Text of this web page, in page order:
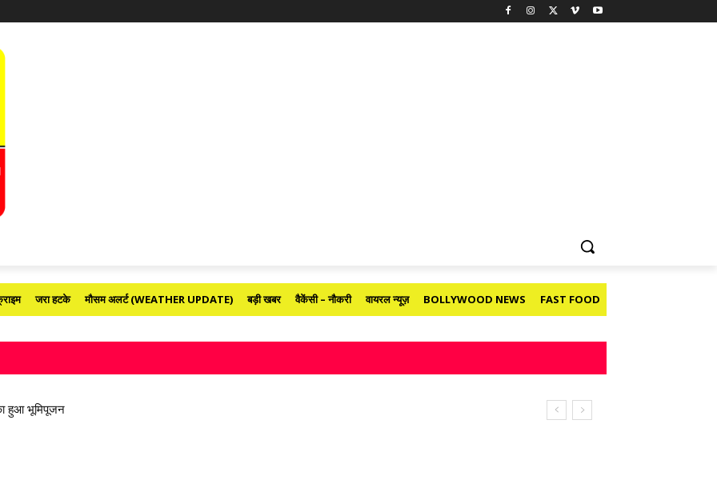
जरा हटके मौसम अलर्ट (WEATHER UPDATE) बड़ी खबर वैकेंसी – नौकरी वायरल न्यूज़ BOLLYWOOD NEWS FAST FOOD
भूमिपूजन
दिया स्वच्छ पर्यावरण का संदेश